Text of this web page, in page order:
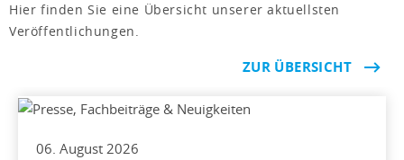
Hier finden Sie eine Übersicht unserer aktuellsten
Veröffentlichungen.
ZUR ÜBERSICHT
06. August 2026